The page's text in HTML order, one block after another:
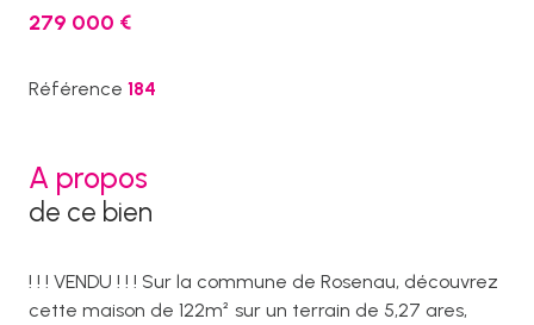
279 000 €
Référence 184
A propos
de ce bien
! ! ! VENDU ! ! ! Sur la commune de Rosenau, découvrez
cette maison de 122m² sur un terrain de 5,27 ares,